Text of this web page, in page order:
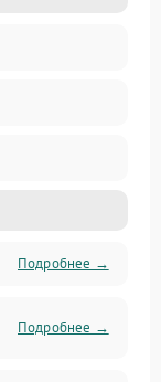
Подробнее →
Подробнее →